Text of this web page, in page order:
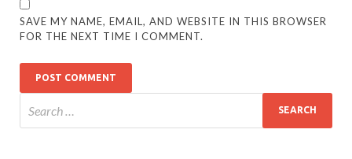
SAVE MY NAME, EMAIL, AND WEBSITE IN THIS BROWSER
FOR THE NEXT TIME I COMMENT.